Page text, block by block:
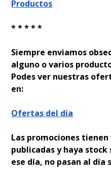
Productos
* * * * *
Siempre enviamos
alguno o varios
Podes ver nuestras
en:
Ofertas del día
Las promociones
publicadas y haya stock
ese día, no pasan al día